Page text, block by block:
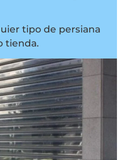
tipo de persiana
tienda.